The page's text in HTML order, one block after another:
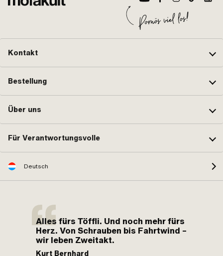
Kontakt
Bestellung
Über uns
Für Verantwortungsvolle
Deutsch
Alles fürs Töffli. Und noch mehr fürs
Herz. Von Schrauben bis Fahrtwind –
wir leben Zweitakt.
Kurt Bernhard